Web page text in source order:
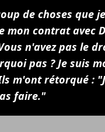
de choses que
mon contrat avec
n'avez pas le
pas ? Je suis
m'ont rétorqué :
faire."